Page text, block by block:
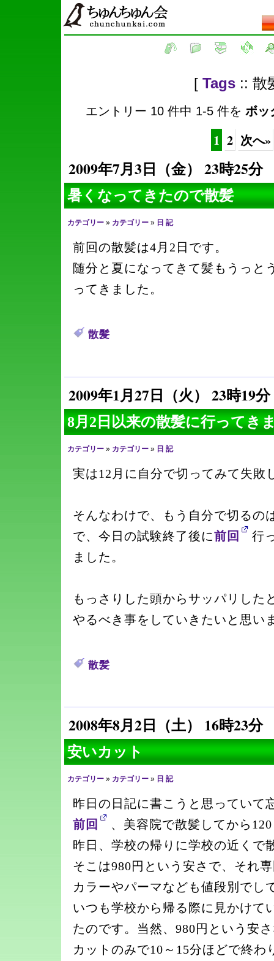
[ Tags:: 散
エントリー 10 件中 1-5 件を ボッ
1 2 次へ»
2009年7月3日（金） 23時25分
暑くなってきたので散髪
カテゴリー » カテゴリー » 日 記
前回の散髪は4月2日です。
随分と夏になってきて髪もうっと
ってきました。
散髪
2009年1月27日（火） 23時19分
8月2日以来の散髪に行ってき
カテゴリー » カテゴリー » 日 記
実は12月に自分で切ってみて失
そんなわけで、もう自分で切るの
で、今日の試験終了後に前回
行
ました。
もっさりした頭からサッパリした
やるべき事をしていきたいと思い
散髪
2008年8月2日（土） 16時23分
安いカット
カテゴリー » カテゴリー » 日 記
昨日の日記に書こうと思っていて
前回
、美容院で散髪してから
昨日、学校の帰りに学校の近くで
そこは980円という安さで、それ
カラーやパーマなども値段別でし
いつも学校から帰る際に見かけて
たのです。当然、980円という安
カットのみで10～15分ほどで終わ